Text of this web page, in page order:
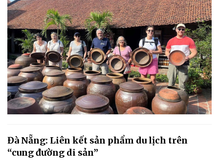
Đà Nẵng: Liên kết sản phẩm du lịch trên
“cung đường di sản”